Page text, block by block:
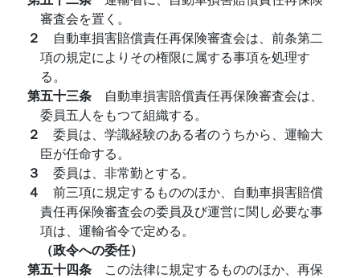
審査会を置く。
２ 自動車損害賠償責任再保険審査会は、前条第二
項の規定によりその権限に属する事項を処理す
る。
第五十三条 自動車損害賠償責任再保険審査会は、
委員五人をもつて組織する。
２ 委員は、学識経験のある者のうちから、運輸大
臣が任命する。
３ 委員は、非常勤とする。
４ 前三項に規定するもののほか、自動車損害賠償
責任再保険審査会の委員及び運営に関し必要な事
項は、運輸省令で定める。
（政令への委任）
第五十四条 この法律に規定するもののほか、再保